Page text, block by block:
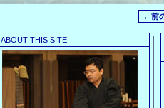
←前
ABOUT THIS SITE